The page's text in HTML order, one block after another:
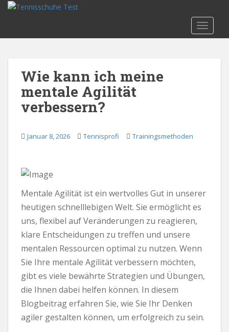
p
Wie kann ich meine
mentale Agilität
verbessern?
Januar 8, 2026 Tennisprofi Trainingsmethoden
Mentale Agilität ist ein wertvolles Gut in unserer
heutigen schnelllebigen Welt. Sie ermöglicht es
uns, flexibel auf Veränderungen zu reagieren,
klare Entscheidungen zu treffen und unsere
mentalen Ressourcen optimal zu nutzen. Wenn
Sie Ihre mentale Agilität verbessern möchten,
gibt es viele bewährte Strategien und Übungen,
die Ihnen dabei helfen können. In diesem
Blogbeitrag erfahren Sie, wie Sie Ihr Denken
agiler gestalten können, um erfolgreich zu sein.